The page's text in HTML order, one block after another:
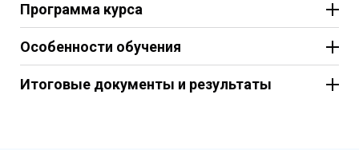
Программа курса
Особенности обучения
Итоговые документы и результаты